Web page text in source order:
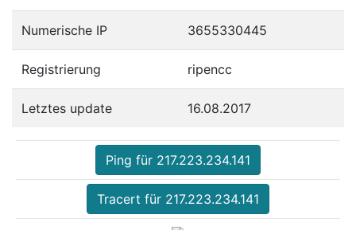
Numerische IP 3655330445
Registrierung ripencc
Letztes update 16.08.2017
Ping für 217.223.234.141
Tracert für 217.223.234.141